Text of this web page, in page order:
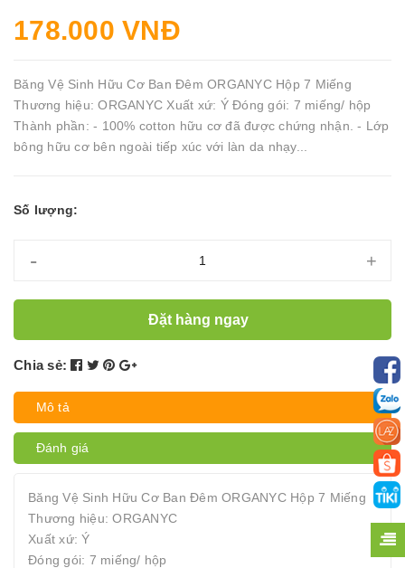
178.000 VNĐ
Băng Vệ Sinh Hữu Cơ Ban Đêm ORGANYC Hộp 7 Miếng
Thương hiệu: ORGANYC Xuất xứ: Ý Đóng gói: 7 miếng/ hộp
Thành phần: - 100% cotton hữu cơ đã được chứng nhận. - Lớp
bông hữu cơ bên ngoài tiếp xúc với làn da nhạy...
Số lượng:
- +
Đặt hàng ngay
Chia sẻ:
Mô tả
Đánh giá
Băng Vệ Sinh Hữu Cơ Ban Đêm ORGANYC Hộp 7 Miếng
Thương hiệu: ORGANYC
Xuất xứ: Ý
Đóng gói: 7 miếng/ hộp